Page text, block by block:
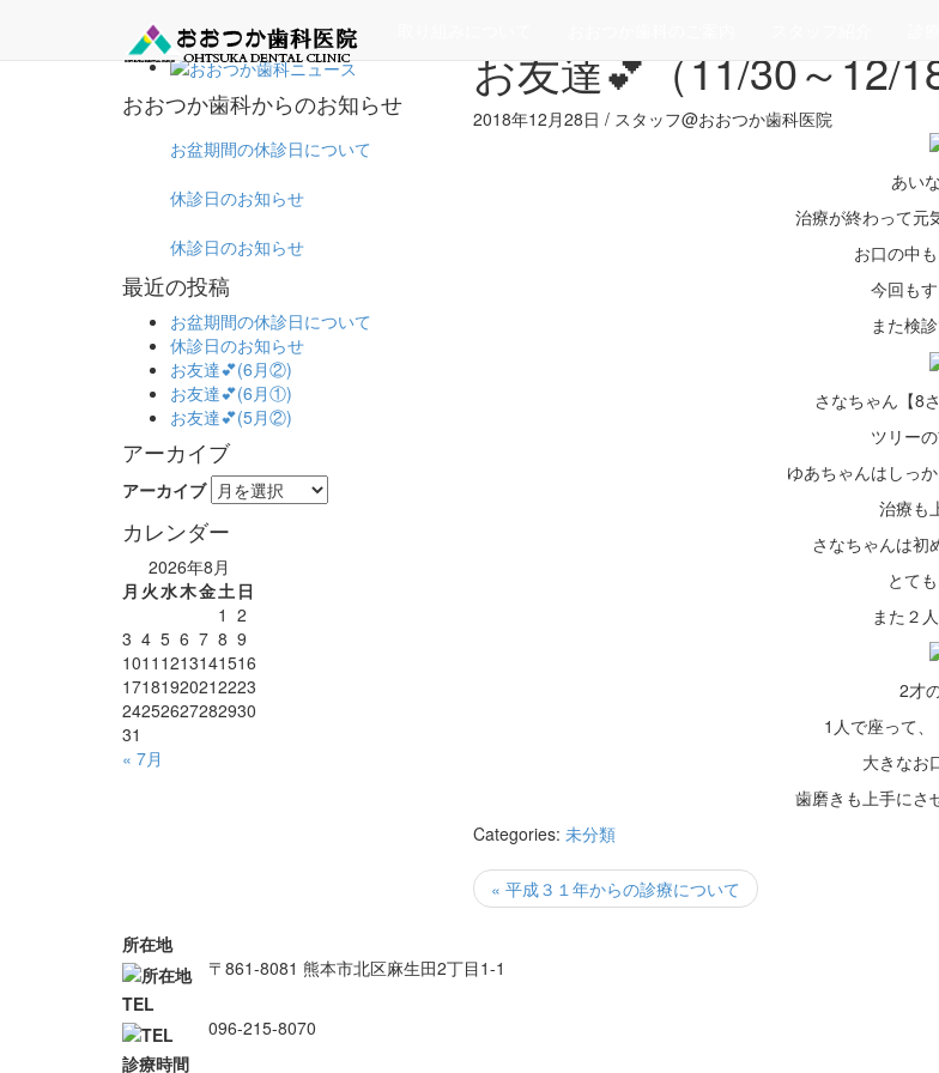
おおつか歯科からのお知らせ
お盆期間の休診日について
休診日のお知らせ
休診日のお知らせ
最近の投稿
お盆期間の休診日について
休診日のお知らせ
お友達💕(6月②)
お友達💕(6月①)
お友達💕(5月②)
アーカイブ
アーカイブ
カレンダー
2026年8月
月 火水木金土 日
1 2
3 4 5 6 7 8 9
1011 1213141516
17181920212223
24252627282930
31
« 7月
お友達💕（11/30～12/
2018年12月28日 / スタッフ@おおつか歯科医院
あい
治療が終わって元
お口の中
今回も
また検
さなちゃん【8
ツリー
ゆあちゃんはしっ
治療も
さなちゃんは初
とて
また２
2才
1人で座って
大きなお
歯磨きも上手にさ
Categories: 未分類
« 平成３１年からの診療について
所在地
〒861-8081 熊本市北区麻生田2丁目1-1
TEL
096-215-8070
診療時間